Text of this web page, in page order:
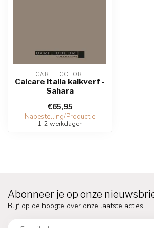
CARTE COLORI
Calcare Italia kalkverf -
Sahara
€65,95
Nabestelling/Productie
1-2 werkdagen
Abonneer je op onze
Blijf op de hoogte over onze laatste acties